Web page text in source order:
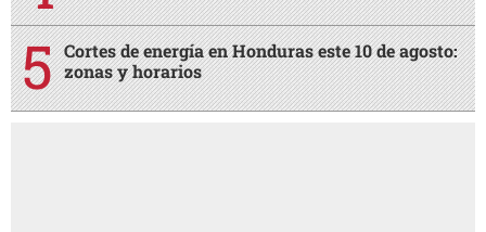
Cortes de energía en Honduras este 10 de agosto:
zonas y horarios